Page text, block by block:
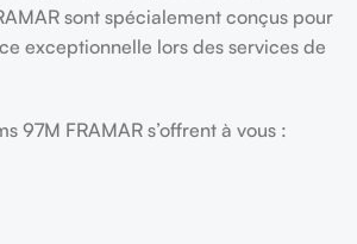
sont spécialement conçus pour
exceptionnelle lors des services de
97M FRAMAR s’offrent à vous :